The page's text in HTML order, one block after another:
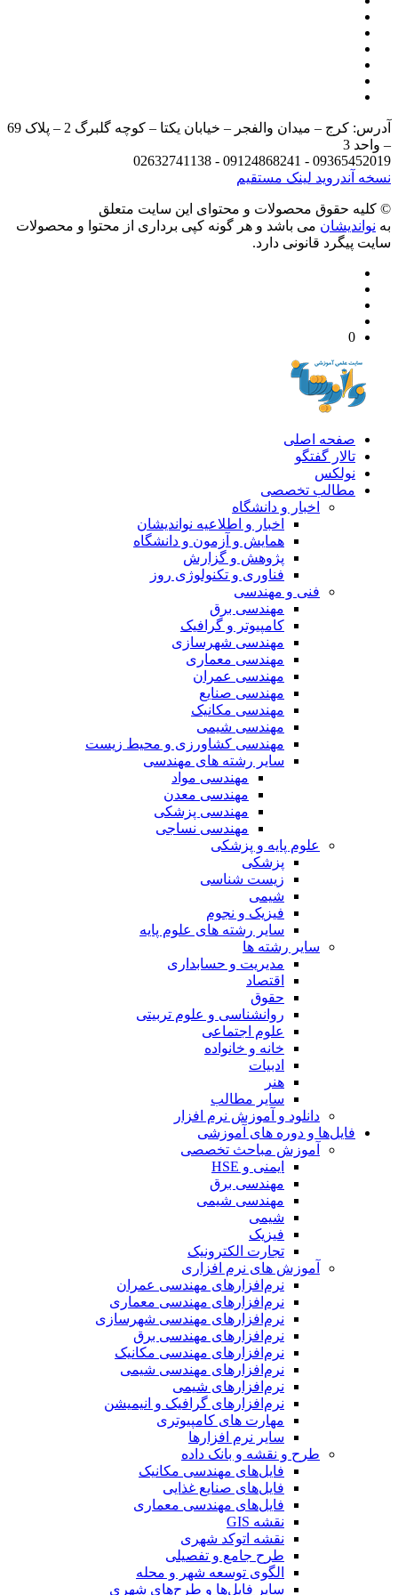
آدرس: کرج – میدان والفجر – خیابان یکتا – کوچه گلبرگ 2 – پلاک 69
3
09365452019 - 09124868241 -
آندرویدلینک مستقیم
حقوق محصولات و محتوای اين سایت متعلق
می باشد و هر گونه کپی برداری از محتوا و محصولات
پیگرد قانونی دارد.
صفحه اصلی
تالار گفتگو
نولکس
مطالب تخصصی
اخبار و دانشگاه
اخبار و اطلاعیه نواندیشان
همایش و آزمون و دانشگاه
پژوهش و گزارش
فناوری و تکنولوژی روز
فنی و مهندسی
مهندسی برق
کامپیوتر و گرافیک
مهندسی شهرسازی
مهندسی معماری
مهندسی عمران
مهندسی صنایع
مهندسی مکانیک
مهندسی شیمی
مهندسی کشاورزی و محیط زیست
سایر رشته های مهندسی
مهندسی مواد
مهندسی معدن
مهندسی پزشکی
مهندسی نساجی
علوم پایه و پزشکی
پزشکی
زیست شناسی
شیمی
فیزیک و نجوم
سایر رشته های علوم پایه
سایر رشته ها
مدیریت و حسابداری
اقتصاد
حقوق
روانشناسی و علوم تربیتی
علوم اجتماعی
خانه و خانواده
ادبیات
هنر
سایر مطالب
دانلود و آموزش نرم افزار
فایل‌ها و دوره های آموزشی
آموزش مباحث تخصصی
ایمنی و HSE
مهندسی برق
مهندسی شیمی
شیمی
فیزیک
تجارت الکترونیک
آموزش های نرم افزاری
نرم‌افزارهای مهندسی عمران
نرم‌افزارهای مهندسی معماری
نرم‌افزارهای مهندسی شهرسازی
نرم‌افزارهای مهندسی برق
نرم‌افزارهای مهندسی مکانیک
نرم‌افزارهای مهندسی شیمی
نرم‌افزارهای شیمی
نرم‌افزارهای گرافیک و انیمیشن
مهارت های کامپیوتری
سایر نرم افزارها
طرح و نقشه و بانک داده
فایل‌های مهندسی مکانیک
فایل‌های صنایع غذایی
فایل‌های مهندسی معماری
نقشه GIS
نقشه اتوکد شهری
طرح جامع و تفصیلی
الگوی توسعه شهر و محله
سایر فایل‌ها و طرح‌های شهری